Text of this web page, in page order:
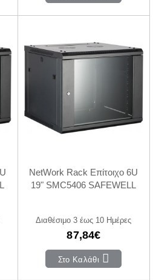
NetWork Rack Επίτοιχο 6U
19" SMC5406 SAFEWELL
Διαθέσιμο 3 έως 10 Ημέρες
87,84€
Στο Καλάθι